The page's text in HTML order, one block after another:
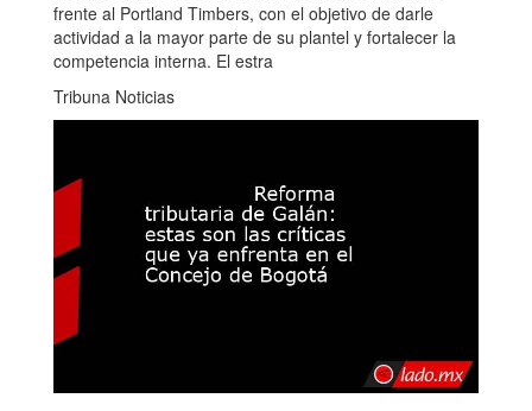
frente al Portland Timbers, con el objetivo de darle
actividad a la mayor parte de su plantel y fortalecer la
competencia interna. El estra
Tribuna Noticias